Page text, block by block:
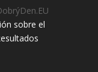
sobre el